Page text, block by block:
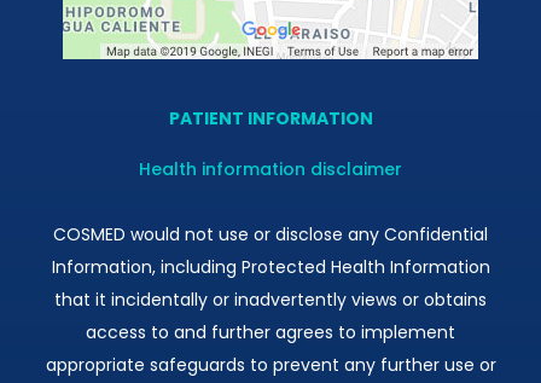
PATIENT INFORMATION
Health information disclaimer
COSMED would not use or disclose any Confidential
Information, including Protected Health Information
that it incidentally or inadvertently views or obtains
access to and further agrees to implement
appropriate safeguards to prevent any further use or